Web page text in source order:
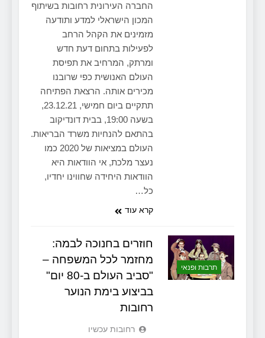
החברה העירונית רחובות בשיתוף
המכון הישראלי למדע ותודעה
מזמינים את הקהל הרחב
לפעילות בתחום דעת חדש
ומרתק, המרחיב את תפיסת
העולם האנושית כפי שרובנו
מכירים אותה. הרצאת הפתיחה
תתקיים ביום חמישי, 23.12.21,
בשעה 19:00, בבית דונדיקוב
בהתאם להנחיות משרד הבריאות.
העולם במציאות של 2020 כמו
נעצר מלכת, אי הוודאות היא
הוודאות היחידה שחווינו יחדיו,
כל…
קרא עוד
תרבות ופנאי
חוזרים בחנוכה לבמה:
מחזמר לכל המשפחה –
"סביב העולם ב-80 יום"
בביצוע בימת הנוער
רחובות
‫רחובות עכשיו